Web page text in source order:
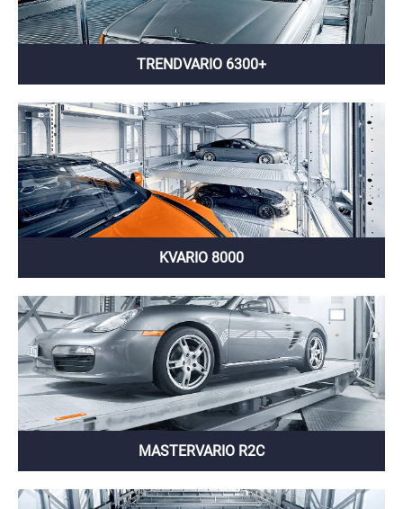
TRENDVARIO 6300+
KVARIO 8000
MASTERVARIO R2C